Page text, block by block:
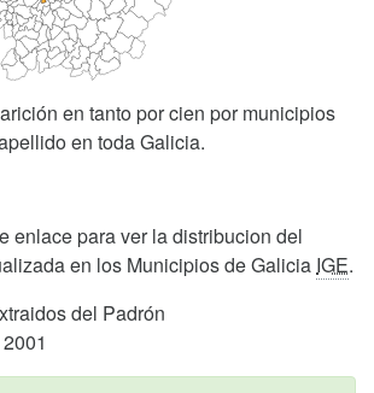
en tanto por cien por municipios
en toda Galicia.
enlace para ver la distribucion del
en los Municipios de Galicia IGE.
del Padrón